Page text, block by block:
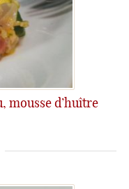
mousse d’huître